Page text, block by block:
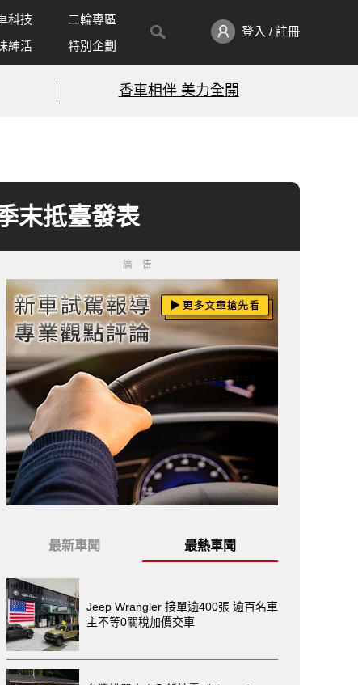
科技
二輪專區
紳活 特別企劃
登入 / 註冊
香車相伴 美力全開
末抵臺發表
廣告
最新車聞 最熱車聞
Jeep Wrangler 接單逾400張 逾百名車
主不等0關稅加價交車